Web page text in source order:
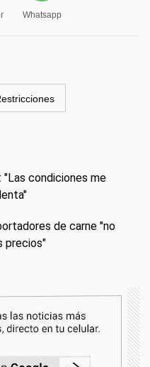
Whatsapp
condiciones me
de carne "no
precios"